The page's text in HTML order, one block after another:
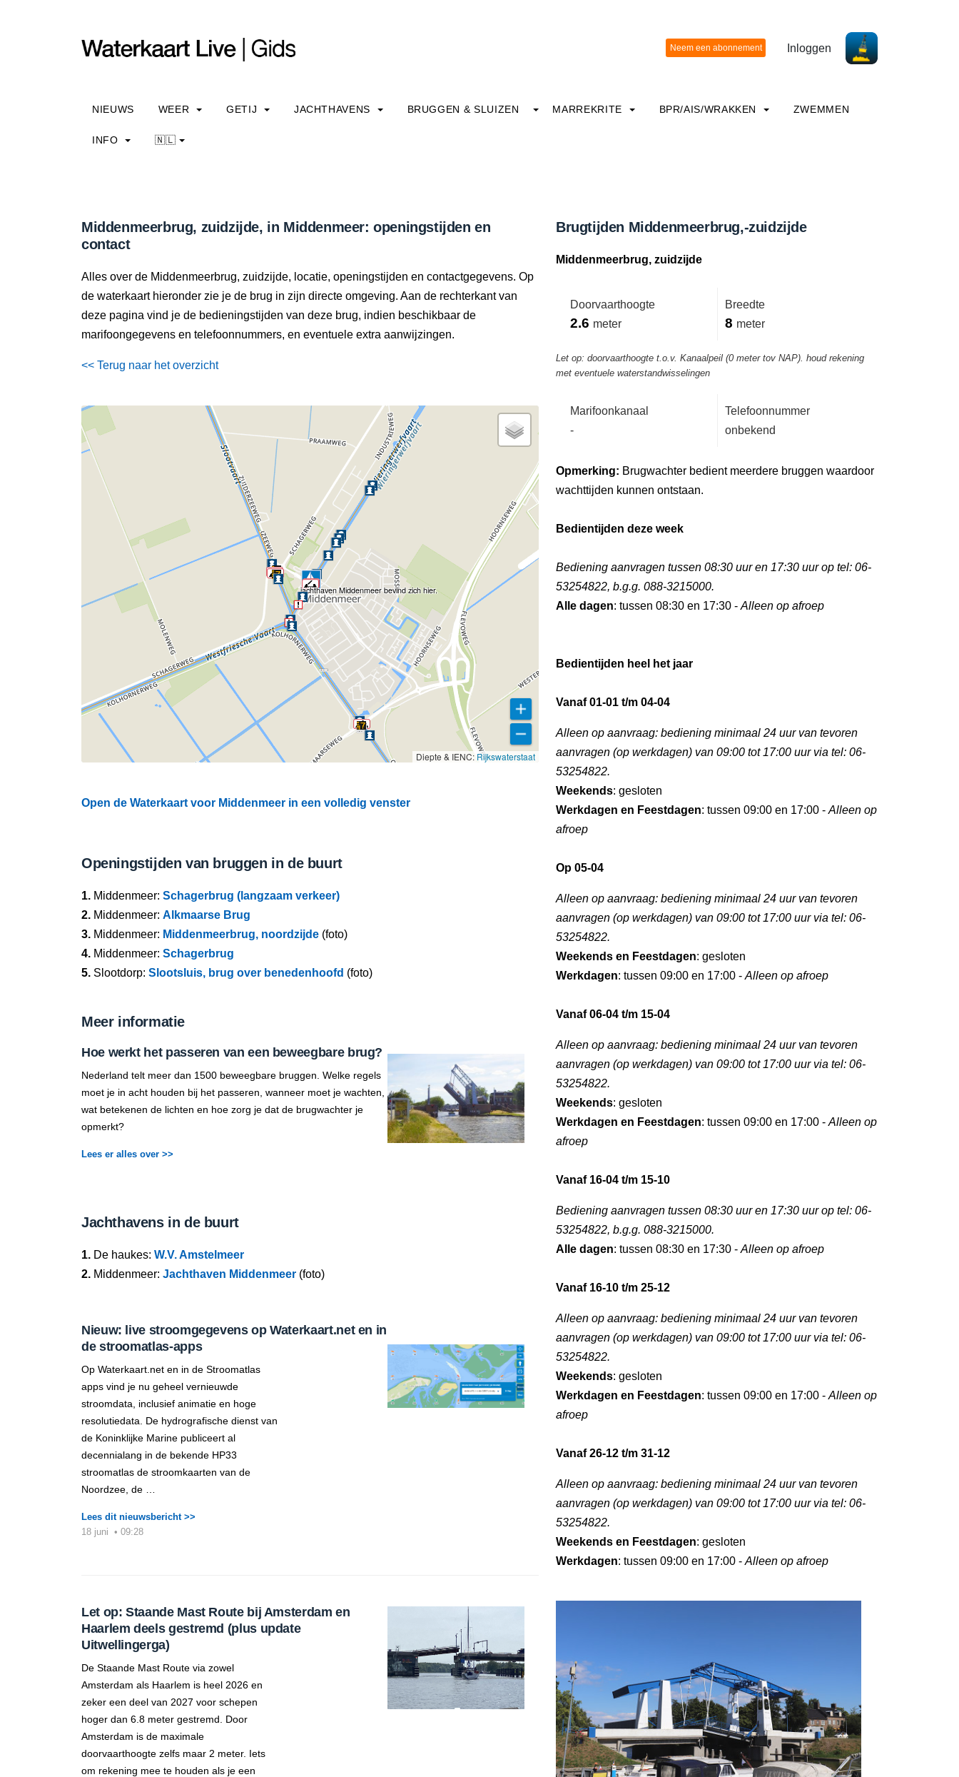
Inloggen
NIEUWS WEER GETIJ JACHTHAVENS BRUGGEN & SLUIZEN MARREKRITE BPR/AIS/WRAKKEN ZWEMMEN
INFO 🇳🇱
Middenmeerbrug, zuidzijde, in Middenmeer: openingstijden en
contact
Alles over de Middenmeerbrug, zuidzijde, locatie, openingstijden en contactgegevens. Op
de waterkaart hieronder zie je de brug in zijn directe omgeving. Aan de rechterkant van
deze pagina vind je de bedieningstijden van deze brug, indien beschikbaar de
marifoongegevens en telefoonnummers, en eventuele extra aanwijzingen.
<< Terug naar het overzicht
jachthaven Middenmeer bevind zich hier.
Diepte & IENC: Rijkswaterstaat
Open de Waterkaart voor Middenmeer in een volledig venster
Openingstijden van bruggen in de buurt
1. Middenmeer: Schagerbrug (langzaam verkeer)
2. Middenmeer: Alkmaarse Brug
3. Middenmeer: Middenmeerbrug, noordzijde (foto)
4. Middenmeer: Schagerbrug
5. Slootdorp: Slootsluis, brug over benedenhoofd (foto)
Meer informatie
Hoe werkt het passeren van een beweegbare brug?
Nederland telt meer dan 1500 beweegbare bruggen. Welke regels
moet je in acht houden bij het passeren, wanneer moet je wachten,
wat betekenen de lichten en hoe zorg je dat de brugwachter je
opmerkt?
Lees er alles over >>
Jachthavens in de buurt
1. De haukes: W.V. Amstelmeer
2. Middenmeer: Jachthaven Middenmeer (foto)
Nieuw: live stroomgegevens op Waterkaart.net en in
de stroomatlas-apps
Op Waterkaart.net en in de Stroomatlas
apps vind je nu geheel vernieuwde
stroomdata, inclusief animatie en hoge
resolutiedata. De hydrografische dienst van
de Koninklijke Marine publiceert al
decennialang in de bekende HP33
stroomatlas de stroomkaarten van de
Noordzee, de …
Lees dit nieuwsbericht >>
18 juni • 09:28
Let op: Staande Mast Route bij Amsterdam en
Haarlem deels gestremd (plus update
Uitwellingerga)
De Staande Mast Route via zowel
Amsterdam als Haarlem is heel 2026 en
zeker een deel van 2027 voor schepen
hoger dan 6.8 meter gestremd. Door
Amsterdam is de maximale
doorvaarthoogte zelfs maar 2 meter. Iets
om rekening mee te houden als je een
Brugtijden Middenmeerbrug,-zuidzijde
Middenmeerbrug, zuidzijde
Doorvaarthoogte
2.6 meter
Breedte
8 meter
Let op: doorvaarthoogte t.o.v. Kanaalpeil (0 meter tov NAP). houd rekening
met eventuele waterstandwisselingen
Marifoonkanaal
-
Telefoonnummer
onbekend
Opmerking: Brugwachter bedient meerdere bruggen waardoor
wachttijden kunnen ontstaan.
Bedientijden deze week
Bediening aanvragen tussen 08:30 uur en 17:30 uur op tel: 06-
53254822, b.g.g. 088-3215000.
Alle dagen: tussen 08:30 en 17:30 - Alleen op afroep
Bedientijden heel het jaar
Vanaf 01-01 t/m 04-04
Alleen op aanvraag: bediening minimaal 24 uur van tevoren
aanvragen (op werkdagen) van 09:00 tot 17:00 uur via tel: 06-
53254822.
Weekends: gesloten
Werkdagen en Feestdagen: tussen 09:00 en 17:00 - Alleen op
afroep
Op 05-04
Alleen op aanvraag: bediening minimaal 24 uur van tevoren
aanvragen (op werkdagen) van 09:00 tot 17:00 uur via tel: 06-
53254822.
Weekends en Feestdagen: gesloten
Werkdagen: tussen 09:00 en 17:00 - Alleen op afroep
Vanaf 06-04 t/m 15-04
Alleen op aanvraag: bediening minimaal 24 uur van tevoren
aanvragen (op werkdagen) van 09:00 tot 17:00 uur via tel: 06-
53254822.
Weekends: gesloten
Werkdagen en Feestdagen: tussen 09:00 en 17:00 - Alleen op
afroep
Vanaf 16-04 t/m 15-10
Bediening aanvragen tussen 08:30 uur en 17:30 uur op tel: 06-
53254822, b.g.g. 088-3215000.
Alle dagen: tussen 08:30 en 17:30 - Alleen op afroep
Vanaf 16-10 t/m 25-12
Alleen op aanvraag: bediening minimaal 24 uur van tevoren
aanvragen (op werkdagen) van 09:00 tot 17:00 uur via tel: 06-
53254822.
Weekends: gesloten
Werkdagen en Feestdagen: tussen 09:00 en 17:00 - Alleen op
afroep
Vanaf 26-12 t/m 31-12
Alleen op aanvraag: bediening minimaal 24 uur van tevoren
aanvragen (op werkdagen) van 09:00 tot 17:00 uur via tel: 06-
53254822.
Weekends en Feestdagen: gesloten
Werkdagen: tussen 09:00 en 17:00 - Alleen op afroep